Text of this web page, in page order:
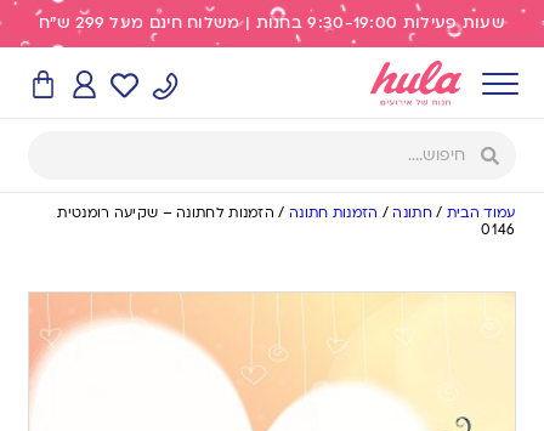
שעות פעילות 9:30-19:00 בחנות | משלוח חינם מעל 299 ש"ח
עמוד הבית /חתונה/ הזמנות חתונה / הזמנות לחתונה – שקיעה רומנטית
0146